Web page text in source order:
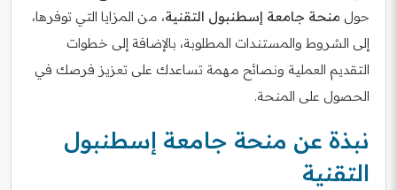
حول منحة جامعة إسطنبول التقنية، من المزايا التي توفرها،
إلى الشروط والمستندات المطلوبة، بالإضافة إلى خطوات
التقديم العملية ونصائح مهمة تساعدك على تعزيز فرصك في
الحصول على المنحة.
نبذة عن منحة جامعة إسطنبول
التقنية